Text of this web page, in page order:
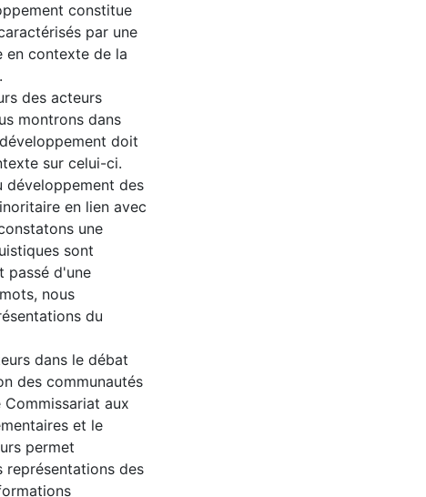
constitue
par une
en contexte de la
des acteurs
montrons dans
doit
sur celui-ci.
développement des
en lien avec
une
sont
passé d'une
nous
du
dans le débat
des communautés
aux
et le
permet
des